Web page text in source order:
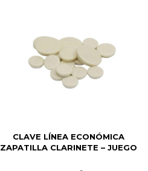
CLAVE LÍNEA ECONÓMICA
ZAPATILLA CLARINETE – JUEGO